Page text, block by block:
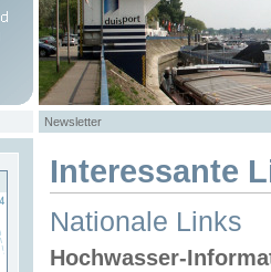
Newsletter
Interessante
Nationale Links
Hochwasser-